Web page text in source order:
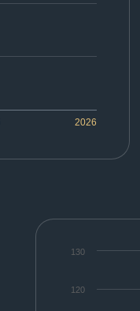
2026
120
130